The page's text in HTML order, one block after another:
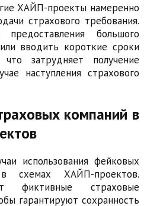
ХАЙП-проекты намеренно
страхового требования.
большого
вводить короткие сроки
затрудняет получение
наступления страхового
компаний в
использования фейковых
схемах ХАЙП-проектов.
фиктивные страховые
гарантируют сохранность